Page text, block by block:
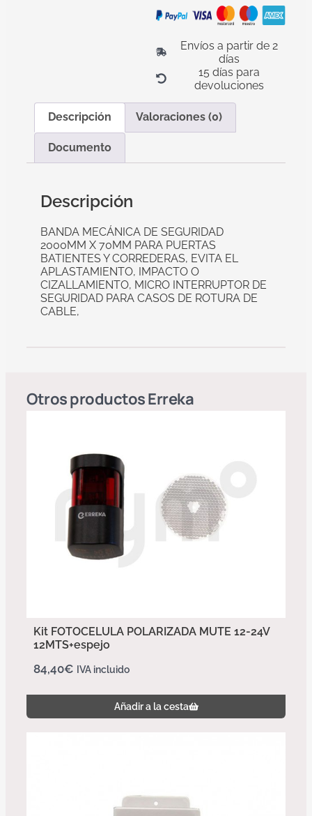
Envíos a partir de 2
días
15 días para
devoluciones
Descripción Valoraciones (0)
Documento
Descripción
BANDA MECÁNICA DE SEGURIDAD
2000MM X 70MM PARA PUERTAS
BATIENTES Y CORREDERAS, EVITA EL
APLASTAMIENTO, IMPACTO O
CIZALLAMIENTO, MICRO INTERRUPTOR DE
SEGURIDAD PARA CASOS DE ROTURA DE
CABLE,
Otros productosErreka
Kit FOTOCELULA POLARIZADA MUTE 12-24V
12MTS+espejo
84,40€ IVA incluido
Añadir a la cesta